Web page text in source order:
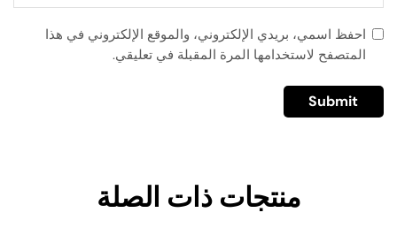
احفظ اسمي، بريدي الإلكتروني، والموقع الإلكتروني في هذا
المتصفح لاستخدامها المرة المقبلة في تعليقي.
منتجات ذات الصلة